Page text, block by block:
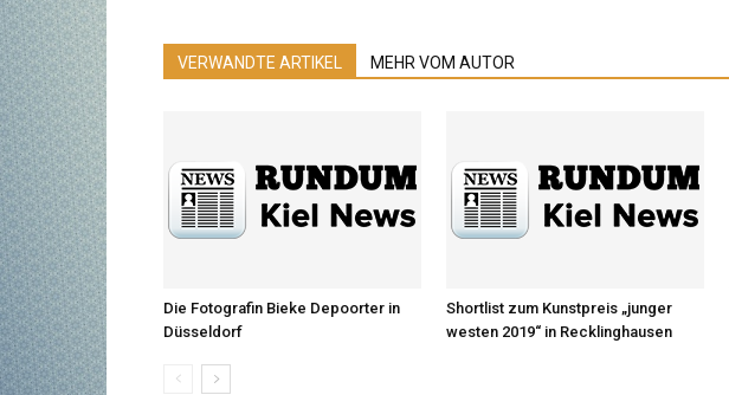
VERWANDTE ARTIKEL MEHR VOM AUTOR
Die Fotografin Bieke Depoorter in
Düsseldorf
Shortlist zum Kunstpreis „junger
westen 2019“ in Recklinghausen